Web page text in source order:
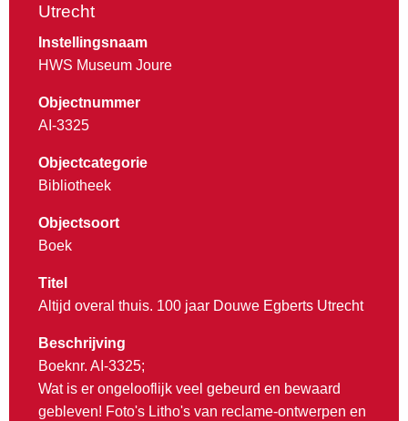
Utrecht
Instellingsnaam
HWS Museum Joure
Objectnummer
AI-3325
Objectcategorie
Bibliotheek
Objectsoort
Boek
Titel
Altijd overal thuis. 100 jaar Douwe Egberts Utrecht
Beschrijving
Boeknr. AI-3325;
Wat is er ongelooflijk veel gebeurd en bewaard
gebleven! Foto's Litho's van reclame-ontwerpen en